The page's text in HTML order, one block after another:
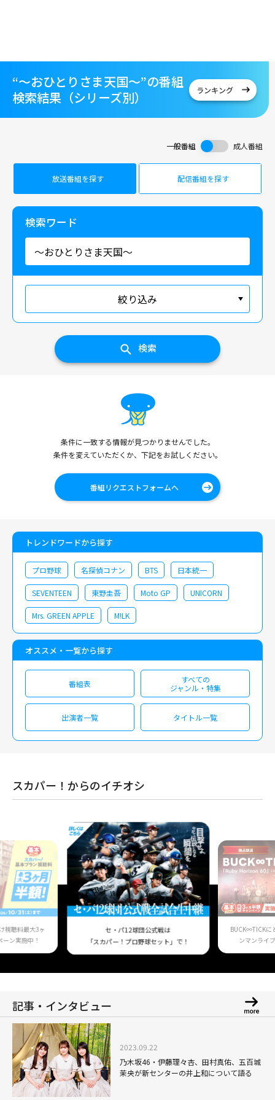
“～おひとりさま天国～”の番組
検索結果（シリーズ別）
ランキング
一般番組 成人番組
放送番組を探す 配信番組を探す
検索ワード
絞り込み
検索
条件に一致する情報が見つかりませんでした。
条件を変えていただくか、下記をお試しください。
番組リクエストフォームへ
トレンドワードから探す
プロ野球 名探偵コナン BTS 日本統一
SEVENTEEN 東野圭吾 Moto GP UNICORN
Mrs. GREEN APPLE M!LK
オススメ・一覧から探す
番組表
すべての
ジャンル・特集
出演者一覧 タイトル一覧
スカパー！からのイチオシ
視聴料最大3ヶ
ン実施中！
セ・パ12球団公式戦は
「スカパー！プロ野球セット」で！
BUCK∞TICKに
ンマンライ
記事・インタビュー
2023.09.22
乃木坂46・伊藤理々杏、田村真佑、五百城
茉央が新センターの井上和について語る